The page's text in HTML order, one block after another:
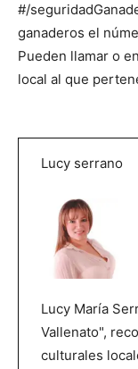
#/
ganaderos el
Pueden llamar o
local al que
Lucy serrano
Lucy María
Vallenato",
culturales